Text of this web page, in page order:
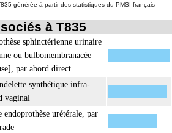
générée à partir des statistiques du PMSI français
à T835
sphinctérienne urinaire
ou bulbomembranacée
par abord direct
synthétique infra-
vaginal
endoprothèse urétérale, par